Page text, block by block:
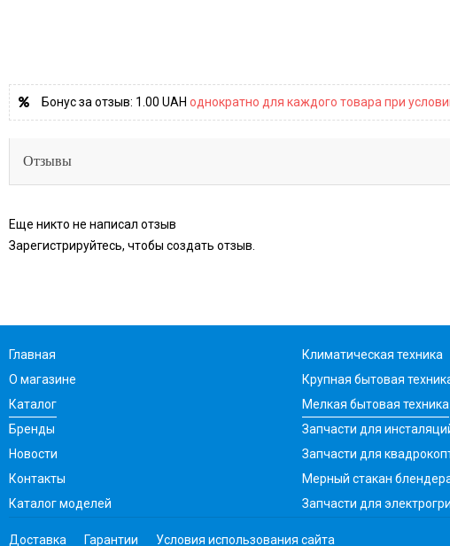
Бонус за отзыв: 1.00 UAH однократно для каждого товара при
Отзывы
Еще никто не написал отзыв
Зарегистрируйтесь, чтобы создать отзыв.
Главная
О магазине
Каталог
Бренды
Новости
Контакты
Каталог моделей
Климатическая техника
Крупная бытовая
Мелкая бытовая техника
Запчасти для
Запчасти для
Мерный стакан
Запчасти для
Доставка Гарантии Условия использования сайта